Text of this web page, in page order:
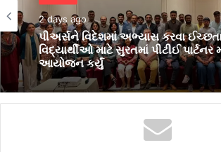
2 days ago
પીઅર્સને વિદેશમાં અભ્યાસ કરવા
વિદ્યાર્થીઓ માટે સુરતમાં પીટીઈ પાર્ટનર
આયોજન કર્યું
એજ્યુકેશન
3 days ago
વિદ્યાર્થીઓમાં ભારતીય સંસ્કૃતિ,
અભિવ્યક્તિ, સર્જનાત્મકતા ઉજાગર
ખાતે વિવિધ સ્પર્ધાઓ યોજાઈ